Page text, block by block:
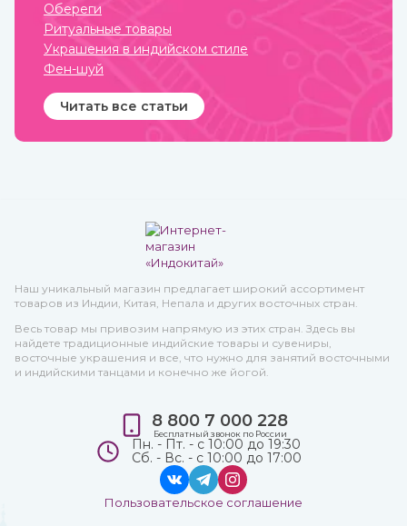
Обереги
Ритуальные товары
Украшения в индийском стиле
Фен-шуй
Читать все статьи
Наш уникальный магазин предлагает широкий ассортимент
товаров из Индии, Китая, Непала и других восточных стран.
Весь товар мы привозим напрямую из этих стран. Здесь вы
найдете традиционные индийские товары и сувениры,
восточные украшения и все, что нужно для занятий восточными
и индийскими танцами и конечно же йогой.
8 800 7 000 228
Бесплатный звонок по России
Пн. - Пт. - с 10:00 до 19:30
Сб. - Вс. - с 10:00 до 17:00
Пользовательское соглашение